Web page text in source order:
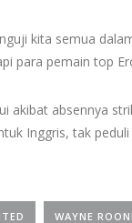
kita semua
para pemain top
akibat absennya
Inggris, tak
WAYNE